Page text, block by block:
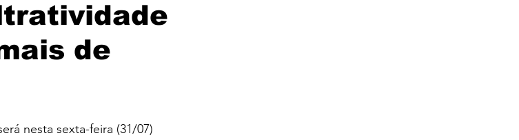
Campanha
de
nesta sexta-feira (31/07)